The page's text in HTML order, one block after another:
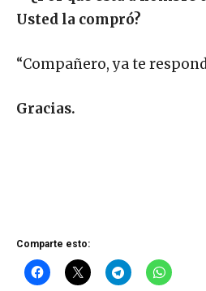
Usted la compró?
“Compañero, ya te
Gracias.
Comparte esto: